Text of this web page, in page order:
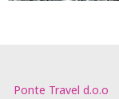
Ponte Travel d.o.o